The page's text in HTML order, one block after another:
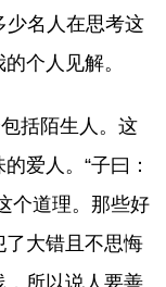
少名人在思考这
个人见解。
括陌生人。这
爱人。“子曰：
个道理。那些好
了大错且不思悔